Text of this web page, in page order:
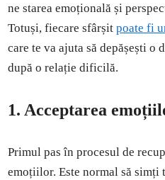
ne starea emoțională și
Totuși, fiecare sfârșitpoate fi
care te va ajuta să depășești o
după o relație dificilă.
1. Acceptarea
Primul pas în procesul de
emoțiilor. Este normal să simți